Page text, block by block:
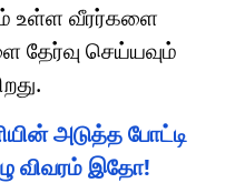
உள்ள வீரர்களை
தேர்வு செய்யவும்
அடுத்த போட்டி
விவரம் இதோ!